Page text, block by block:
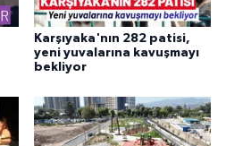
Karşıyaka'nın 282 patisi,
yeni yuvalarına kavuşmayı
bekliyor